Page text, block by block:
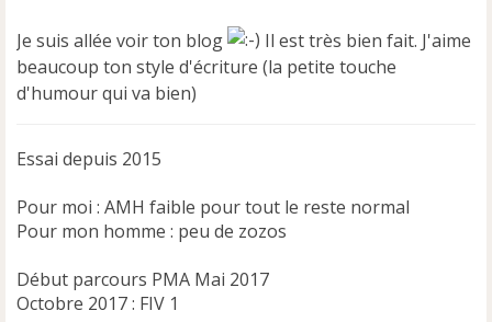
Je suis allée voir ton blog
Il est très bien fait. J'aime
beaucoup ton style d'écriture (la petite touche
d'humour qui va bien)
Essai depuis 2015
Pour moi : AMH faible pour tout le reste normal
Pour mon homme : peu de zozos
Début parcours PMA Mai 2017
Octobre 2017 : FIV 1